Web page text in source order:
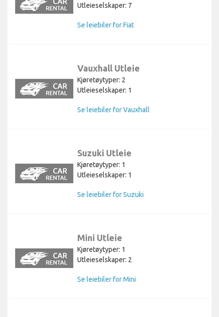
Utleieselskaper: 7
Se leiebiler for Fiat
Vauxhall Utleie
Kjøretøytyper: 2
Utleieselskaper: 1
Se leiebiler for Vauxhall
Suzuki Utleie
Kjøretøytyper: 1
Utleieselskaper: 1
Se leiebiler for Suzuki
Mini Utleie
Kjøretøytyper: 1
Utleieselskaper: 2
Se leiebiler for Mini